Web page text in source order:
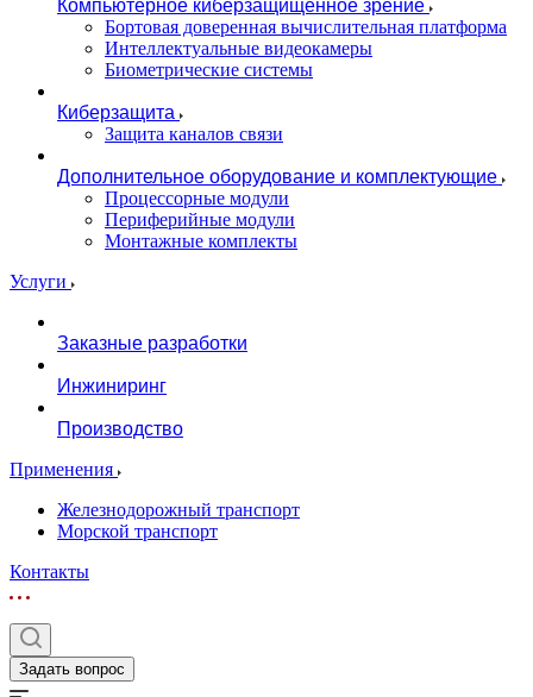
Компьютерное киберзащищенное зрение
Бортовая доверенная вычислительная платформа
Интеллектуальные видеокамеры
Биометрические системы
Киберзащита
Защита каналов связи
Дополнительное оборудование и комплектующие
Процессорные модули
Периферийные модули
Монтажные комплекты
Услуги
Заказные разработки
Инжиниринг
Производство
Применения
Железнодорожный транспорт
Морской транспорт
Контакты
Задать вопрос